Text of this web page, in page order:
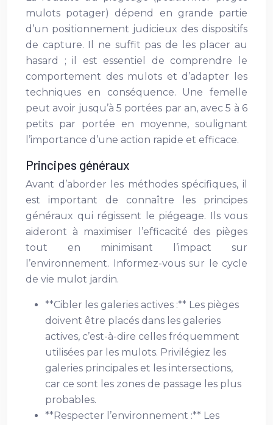
mulots potager) dépend en grande partie
d’un positionnement judicieux des dispositifs
de capture. Il ne suffit pas de les placer au
hasard ; il est essentiel de comprendre le
comportement des mulots et d’adapter les
techniques en conséquence. Une femelle
peut avoir jusqu’à 5 portées par an, avec 5 à 6
petits par portée en moyenne, soulignant
l’importance d’une action rapide et efficace.
Principes généraux
Avant d’aborder les méthodes spécifiques, il
est important de connaître les principes
généraux qui régissent le piégeage. Ils vous
aideront à maximiser l’efficacité des pièges
tout en minimisant l’impact sur
l’environnement. Informez-vous sur le cycle
de vie mulot jardin.
**Cibler les galeries actives :** Les pièges
doivent être placés dans les galeries
actives, c’est-à-dire celles fréquemment
utilisées par les mulots. Privilégiez les
galeries principales et les intersections,
car ce sont les zones de passage les plus
probables.
**Respecter l’environnement :** Les